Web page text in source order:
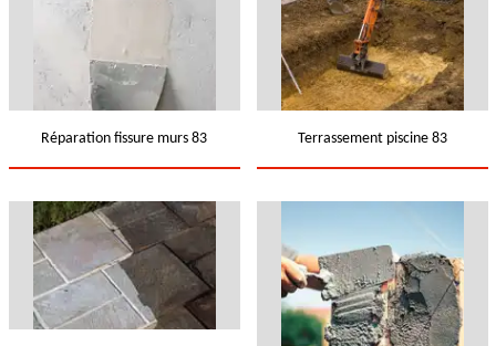
Réparation fissure murs 83 Terrassement piscine 83